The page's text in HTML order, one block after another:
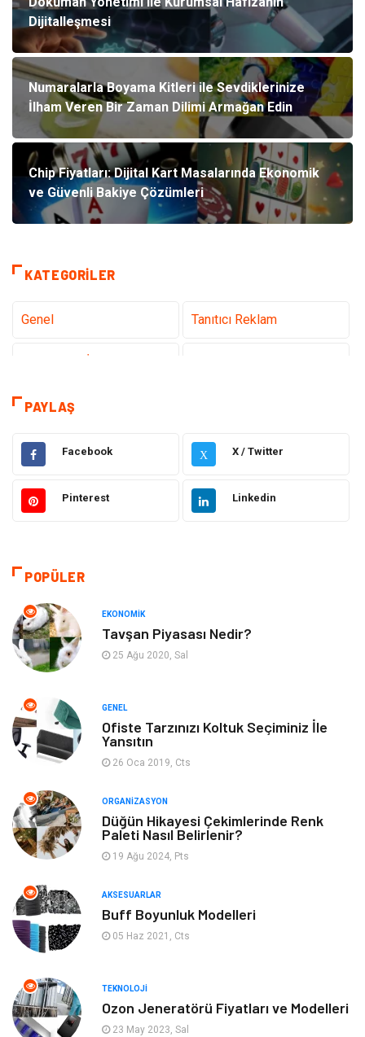
Dijitalleşmesi
Numaralarla Boyama Kitleri ile Sevdiklerinize
İlham Veren Bir Zaman Dilimi Armağan Edin
Chip Fiyatları: Dijital Kart Masalarında Ekonomik
ve Güvenli Bakiye Çözümleri
KATEGORILER
Genel Tanıtıcı Reklam
teknoloji
Hukuk Giyim
Elektronik Makine
Sağlıklı Yaşam
Otomotiv
Tatil
Yeme & İçme Spor
Gençlik & Eğlence Keyif & Hobi
Aksesuarlar
Mobilya
Gayrimenkul
Ev İşleri
Astroloji
PAYLAŞ
Facebook X X / Twitter
Pinterest Linkedin
POPÜLER
EKONOMIK
Tavşan Piyasası Nedir?
25 Ağu 2020, Sal
GENEL
Ofiste Tarzınızı Koltuk Seçiminiz İle
Yansıtın
26 Oca 2019, Cts
ORGANIZASYON
Düğün Hikayesi Çekimlerinde Renk
Paleti Nasıl Belirlenir?
19 Ağu 2024, Pts
AKSESUARLAR
Buff Boyunluk Modelleri
05 Haz 2021, Cts
TEKNOLOJI
Ozon Jeneratörü Fiyatları ve Modelleri
23 May 2023, Sal